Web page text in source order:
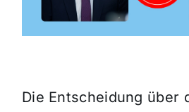
Die Entscheidung über